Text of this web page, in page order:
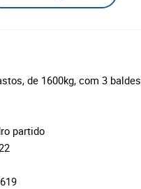
de 1600kg, com 3 baldes
partido